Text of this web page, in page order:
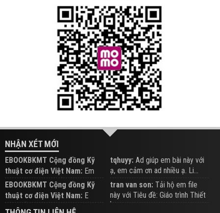
NHẬN XÉT MỚI
EBOOKBKMT Cộng đồng Kỹ
thuật cơ điện Việt Nam: Em
đăng trên Group hỗ trợ nhé
tqhuyy: Ad giúp em bài này với
ạ, em cảm ơn ad nhiều ạ. Li...
EBOOKBKMT Cộng đồng Kỹ
thuật cơ điện Việt Nam: E
xem hỗ trợ trên Group
tran van son: Tải hộ em file
này với Tiêu đề: Giáo trình Thiết
b...